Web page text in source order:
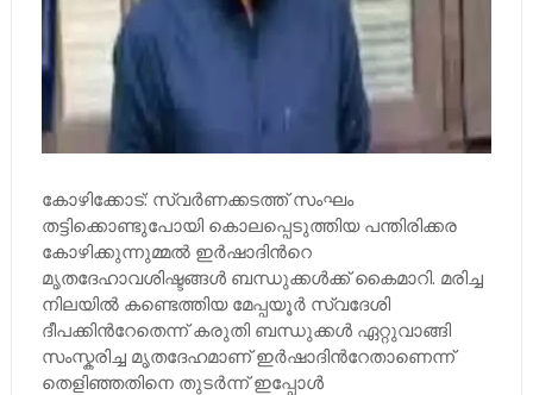
കോഴിക്കോട്: സ്വർണക്കടത്ത് സംഘം
തട്ടിക്കൊണ്ടുപോയി കൊലപ്പെടുത്തിയ പന്തിരിക്കര
കോഴിക്കുന്നുമ്മൽ ഇർഷാദിന്‍റെ
മൃതദേഹാവശിഷ്ടങ്ങൾ ബന്ധുക്കൾക്ക് കൈമാറി. മരിച്ച
നിലയിൽ ക‍ണ്ടെത്തിയ മേപ്പയൂർ സ്വദേശി
ദീപക്കിന്‍റേതെന്ന് കരുതി ബന്ധുക്കൾ ഏറ്റുവാങ്ങി
സംസ്കരിച്ച മൃതദേഹമാണ് ഇർഷാദിന്‍റേതാണെന്ന്
തെളിഞ്ഞതിനെ തുടർന്ന് ഇപ്പോൾ